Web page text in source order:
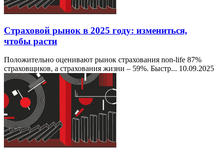
Страховой рынок в 2025 году: измениться,
чтобы расти
Положительно оценивают рынок страхования non-life 87%
страховщиков, а страхования жизни – 59%. Быстр... 10.09.2025